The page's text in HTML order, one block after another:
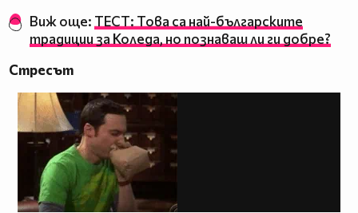
Виж още: ТЕСТ: Това са най-българските
традиции за Коледа, но познаваш ли ги добре?
Стресът